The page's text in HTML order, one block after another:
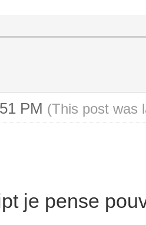
PM (This post was
je pense